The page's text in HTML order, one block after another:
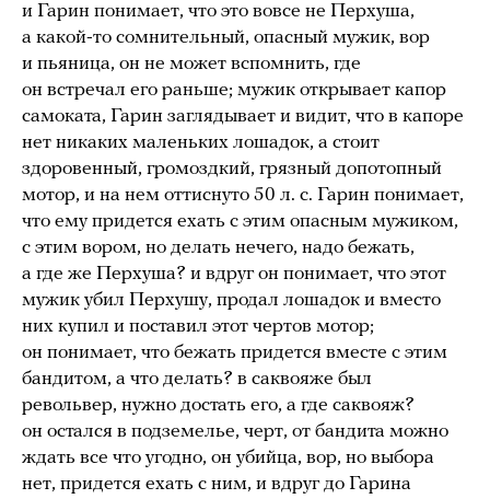
и Гарин понимает, что это вовсе не Перхуша,
а какой-то сомнительный, опасный мужик, вор
и пьяница, он не может вспомнить, где
он встречал его раньше; мужик открывает капор
самоката, Гарин заглядывает и видит, что в капоре
нет никаких маленьких лошадок, а стоит
здоровенный, громоздкий, грязный допотопный
мотор, и на нем оттиснуто 50 л. с. Гарин понимает,
что ему придется ехать с этим опасным мужиком,
с этим вором, но делать нечего, надо бежать,
а где же Перхуша? и вдруг он понимает, что этот
мужик убил Перхушу, продал лошадок и вместо
них купил и поставил этот чертов мотор;
он понимает, что бежать придется вместе с этим
бандитом, а что делать? в саквояже был
револьвер, нужно достать его, а где саквояж?
он остался в подземелье, черт, от бандита можно
ждать все что угодно, он убийца, вор, но выбора
нет, придется ехать с ним, и вдруг до Гарина